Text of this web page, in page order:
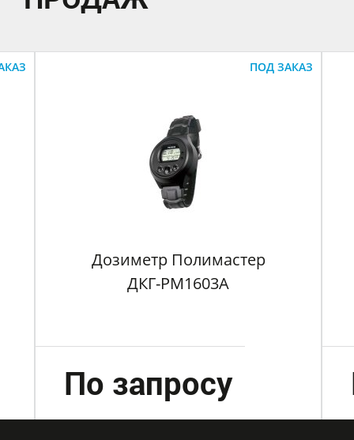
ПОД ЗАКАЗ
Дозиметр Полимастер
ДКГ-РМ1603А
По запросу